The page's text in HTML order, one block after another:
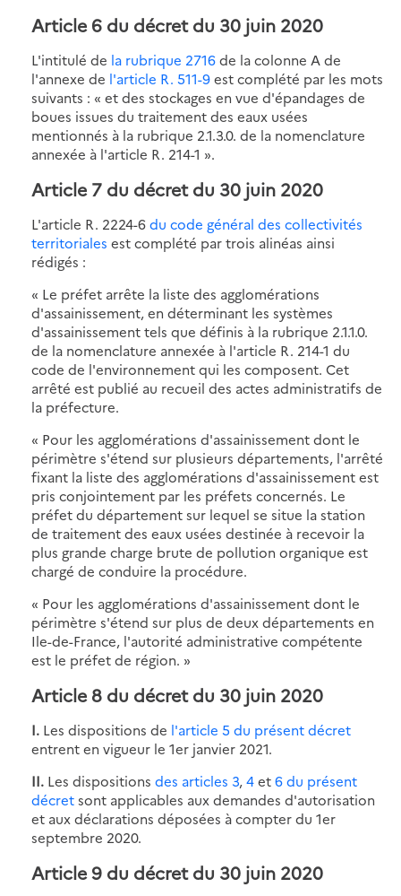
Article 6 du décret du 30 juin 2020
L'intitulé de la rubrique 2716de la colonne A de
l'annexe de l'article R. 511-9est complété par les mots
suivants : « et des stockages en vue d'épandages de
boues issues du traitement des eaux usées
mentionnés à la rubrique 2.1.3.0. de la nomenclature
annexée à l'article R. 214-1 ».
Article 7 du décret du 30 juin 2020
L'article R. 2224-6du code général des collectivités
territoriales est complété par trois alinéas ainsi
rédigés :
« Le préfet arrête la liste des agglomérations
d'assainissement, en déterminant les systèmes
d'assainissement tels que définis à la rubrique 2.1.1.0.
de la nomenclature annexée à l'article R. 214-1 du
code de l'environnement qui les composent. Cet
arrêté est publié au recueil des actes administratifs de
la préfecture.
« Pour les agglomérations d'assainissement dont le
périmètre s'étend sur plusieurs départements, l'arrêté
fixant la liste des agglomérations d'assainissement est
pris conjointement par les préfets concernés. Le
préfet du département sur lequel se situe la station
de traitement des eaux usées destinée à recevoir la
plus grande charge brute de pollution organique est
chargé de conduire la procédure.
« Pour les agglomérations d'assainissement dont le
périmètre s'étend sur plus de deux départements en
Ile-de-France, l'autorité administrative compétente
est le préfet de région. »
Article 8 du décret du 30 juin 2020
I. Les dispositions de l'article 5 du présent décret
entrent en vigueur le 1er janvier 2021.
II. Les dispositions des articles 3,4et6 du présent
décretsont applicables aux demandes d'autorisation
et aux déclarations déposées à compter du 1er
septembre 2020.
Article 9 du décret du 30 juin 2020